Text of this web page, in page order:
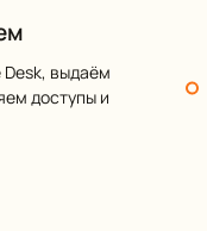
выдаём
доступы и